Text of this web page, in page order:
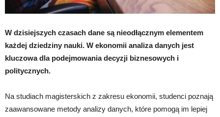
W dzisiejszych czasach dane są nieodłącznym elementem
każdej dziedziny nauki. W ekonomii analiza danych jest
kluczowa dla podejmowania decyzji biznesowych i
politycznych.
Na studiach magisterskich z zakresu ekonomii, studenci poznają
zaawansowane metody analizy danych, które pomogą im lepiej